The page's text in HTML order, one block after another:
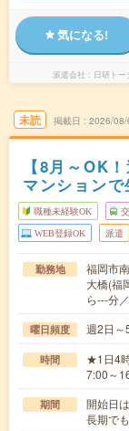
気になる!
派遣会社 日研ト
未読 掲載日 2026/08/
【8月～OK
マンション
職種未経験OK
WEB登録OK 派遣
勤務地
福岡市
大橋(福
ら---分
曜日頻度 週2日
時間
★1日4
7:00～
期間
開始日
長期で